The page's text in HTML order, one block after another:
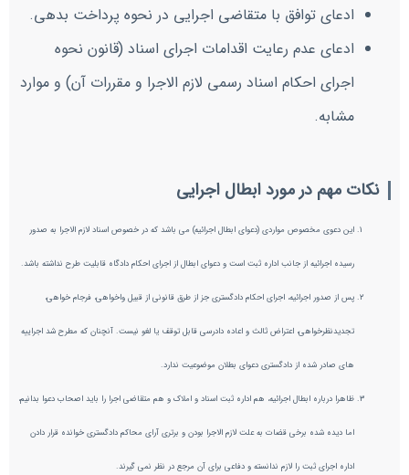
ادعای توافق با متقاضی اجرایی در نحوه پرداخت بدهی.
ادعای عدم رعایت اقدامات اجرای اسناد (قانون نحوه
اجرای احکام اسناد رسمی لازم الاجرا و مقررات آن) و موارد
مشابه.
نکات مهم در مورد ابطال اجرایی
این دعوی مخصوص مواردی (دعوای ابطال اجرائیه) می باشد که در خصوص اسناد لازم الاجرا به صدور
رسیده اجرائیه از جانب اداره ثبت است و دعوای ابطال از اجرای احکام دادگاه قابلیت طرح نداشته باشد.
پس از صدور اجرائیه، اجرای احکام دادگستری جز از طرق قانونی از قبیل واخواهی، فرجام خواهی،
تجدیدنظرخواهی، اعتراض ثالث و اعاده دادرسی قابل توقف یا لغو نیست. آنچنان که مطرح شد اجراییه
های صادر شده از دادگستری دعوای بطلان موضوعیت ندارد.
ظاهرا درباره ابطال اجرائیه، هم اداره ثبت اسناد و املاک و هم متقاضی اجرا را باید اصحاب دعوا بدانیم،
اما دیده شده برخی قضات به علت لازم الاجرا بودن و برتری آرای محاکم دادگستری خوانده قرار دادن
اداره اجرای ثبت را لازم ندانسته و دفاعی برای آن مرجع در نظر نمی گیرند.